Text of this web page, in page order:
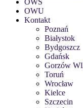
OWS
OWU
Kontakt
Poznań
Białystok
Bydgoszcz
Gdańsk
Gorzów
Toruń
Wrocław
Kielce
Szczecin